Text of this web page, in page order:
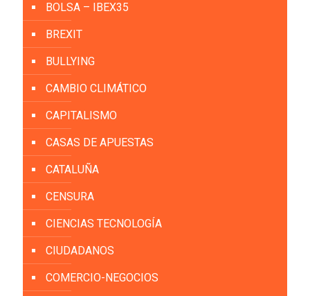
BOLSA – IBEX35
BREXIT
BULLYING
CAMBIO CLIMÁTICO
CAPITALISMO
CASAS DE APUESTAS
CATALUÑA
CENSURA
CIENCIAS TECNOLOGÍA
CIUDADANOS
COMERCIO-NEGOCIOS